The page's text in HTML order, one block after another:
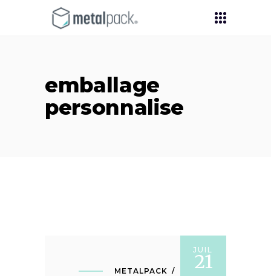
emballage
personnalise
JUIL
21
METALPACK